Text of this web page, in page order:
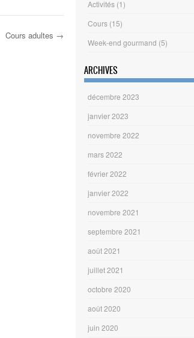
Cours adultes →
Activités (1)
Cours (15)
Week-end gourmand (5)
ARCHIVES
décembre 2023
janvier 2023
novembre 2022
mars 2022
février 2022
janvier 2022
novembre 2021
septembre 2021
août 2021
juillet 2021
octobre 2020
août 2020
juin 2020